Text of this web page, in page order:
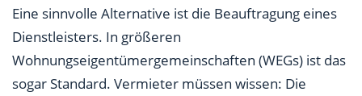
Eine sinnvolle Alternative ist die Beauftragung eines
Dienstleisters. In größeren
Wohnungseigentümergemeinschaften (WEGs) ist das
sogar Standard. Vermieter müssen wissen: Die